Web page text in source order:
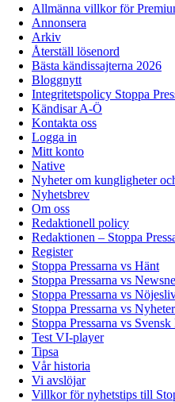
Allmänna villkor för
Annonsera
Arkiv
Återställ lösenord
Bästa kändissajterna 2026
Bloggnytt
Integritetspolicy Stoppa
Kändisar A-Ö
Kontakta oss
Logga in
Mitt konto
Native
Nyheter om kungligheter
Nyhetsbrev
Om oss
Redaktionell policy
Redaktionen – Stoppa
Register
Stoppa Pressarna vs Hänt
Stoppa Pressarna vs
Stoppa Pressarna vs
Stoppa Pressarna vs
Stoppa Pressarna vs
Test VI-player
Tipsa
Vår historia
Vi avslöjar
Villkor för nyhetstips till